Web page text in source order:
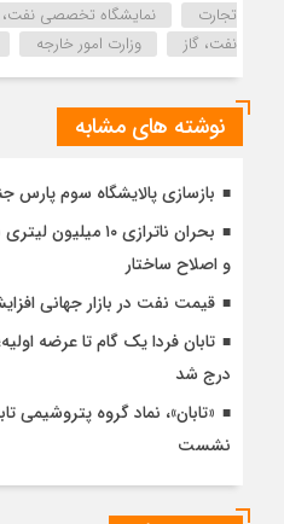
تجارت
نمایشگاه تخصصی نفت،
نفت، گاز
وزارت امور خارجه
نوشته های مشابه
بازسازی پالایشگاه سوم پارس
بحران ناترازی ۱۰
و اصلاح ساختار
قیمت نفت در بازار جهانی
تابان فردا یک گام تا عرضه
درج شد
«تابان»، نماد گروه پتروشیمی
نشست